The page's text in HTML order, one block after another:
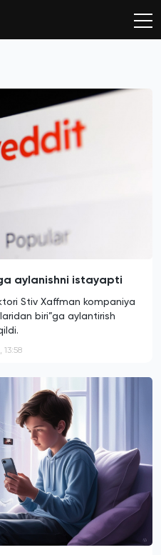
aylanishni istayapti
Stiv Xaffman kompaniya
biri”ga aylantirish